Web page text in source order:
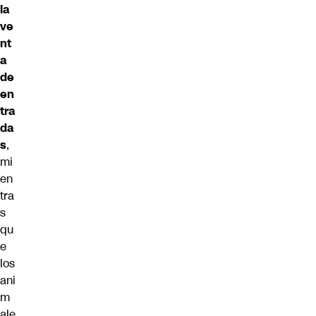
la
ve
nt
a
de
en
tra
da
s,
mi
en
tra
s
qu
e
los
ani
m